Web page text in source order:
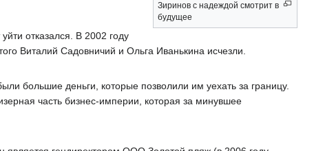
Зиринов с надеждой смотрит в
будущее
отказался. В 2002 году
Виталий Садовничий и Ольга Иванькина исчезли.
большие деньги, которые позволили им уехать за границу.
часть бизнес-империи, которая за минувшее